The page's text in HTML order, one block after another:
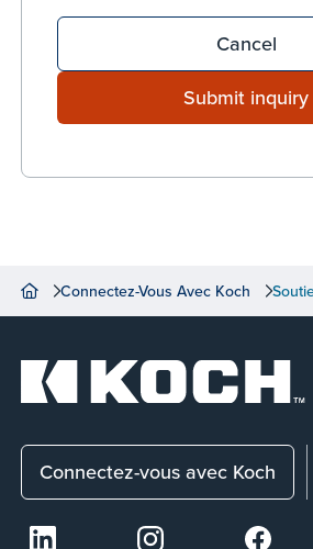
Cancel
Submit inquiry
Connectez-Vous Avec Koch
Connectez-vous avec Koch